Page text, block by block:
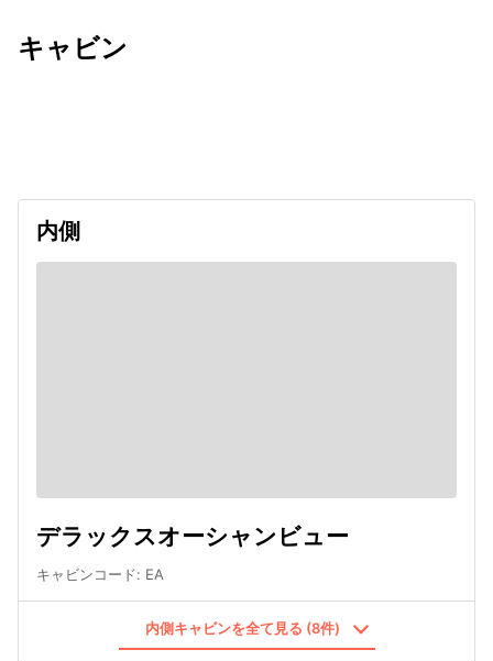
キャビン
内側
デラックスオーシャンビュー
キャビンコード: EA
内側キャビンを全て見る (8件)